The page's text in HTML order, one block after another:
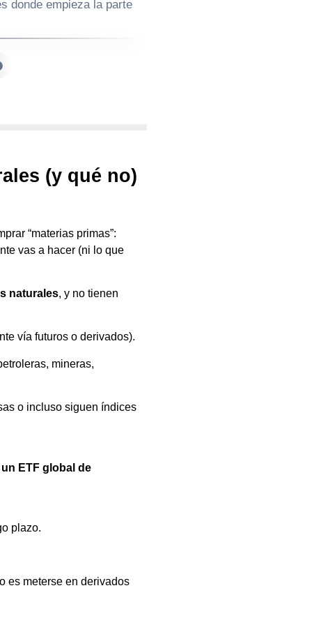
donde empieza la parte
(y qué no)
“materias primas”:
vas a hacer (ni lo que
naturales, y no tienen
vía futuros o derivados).
mineras,
o incluso siguen índices
ETF global de
plazo.
es meterse en derivados